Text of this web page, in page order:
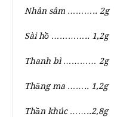
Nhân sâm ……….. 2g
Sài hồ ………….. 1,2g
Thanh bì ………… 2g
Thăng ma …….. 1,2g
Thần khúc ……..2,8g